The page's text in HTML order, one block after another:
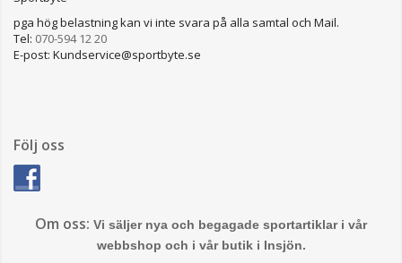
pga hög belastning kan vi inte svara på alla samtal och Mail.
Tel: 070-594 12 20
E-post: Kundservice@sportbyte.se
Följ oss
Om oss: Vi säljer nya och begagade sportartiklar i vår
webbshop och i vår butik i Insjön.